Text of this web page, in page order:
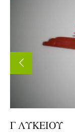
Γ ΛΥΚΕΙΟΥ